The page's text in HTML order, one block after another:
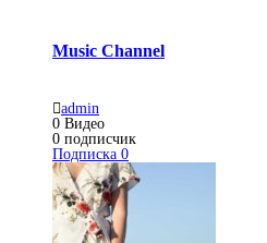
Music Channel
admin
0 Видео
0 подписчик
Подписка 0